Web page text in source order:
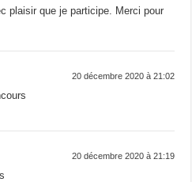
plaisir que je participe. Merci pour
20 décembre 2020 à 21:02
20 décembre 2020 à 21:19